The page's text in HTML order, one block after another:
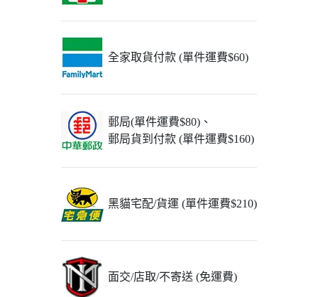
全家取貨付款 (單件運費$60)
郵局(單件運費$80)、
郵局貨到付款 (單件運費$160)
黑貓宅配/貨運 (單件運費$210)
面交/店取/不寄送 (免運費)